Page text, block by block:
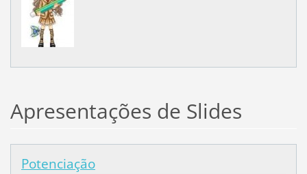
Apresentações de Slides
Potenciação